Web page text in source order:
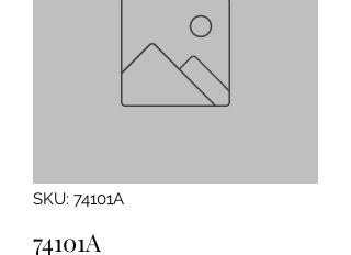
SKU: 74101A
74101A